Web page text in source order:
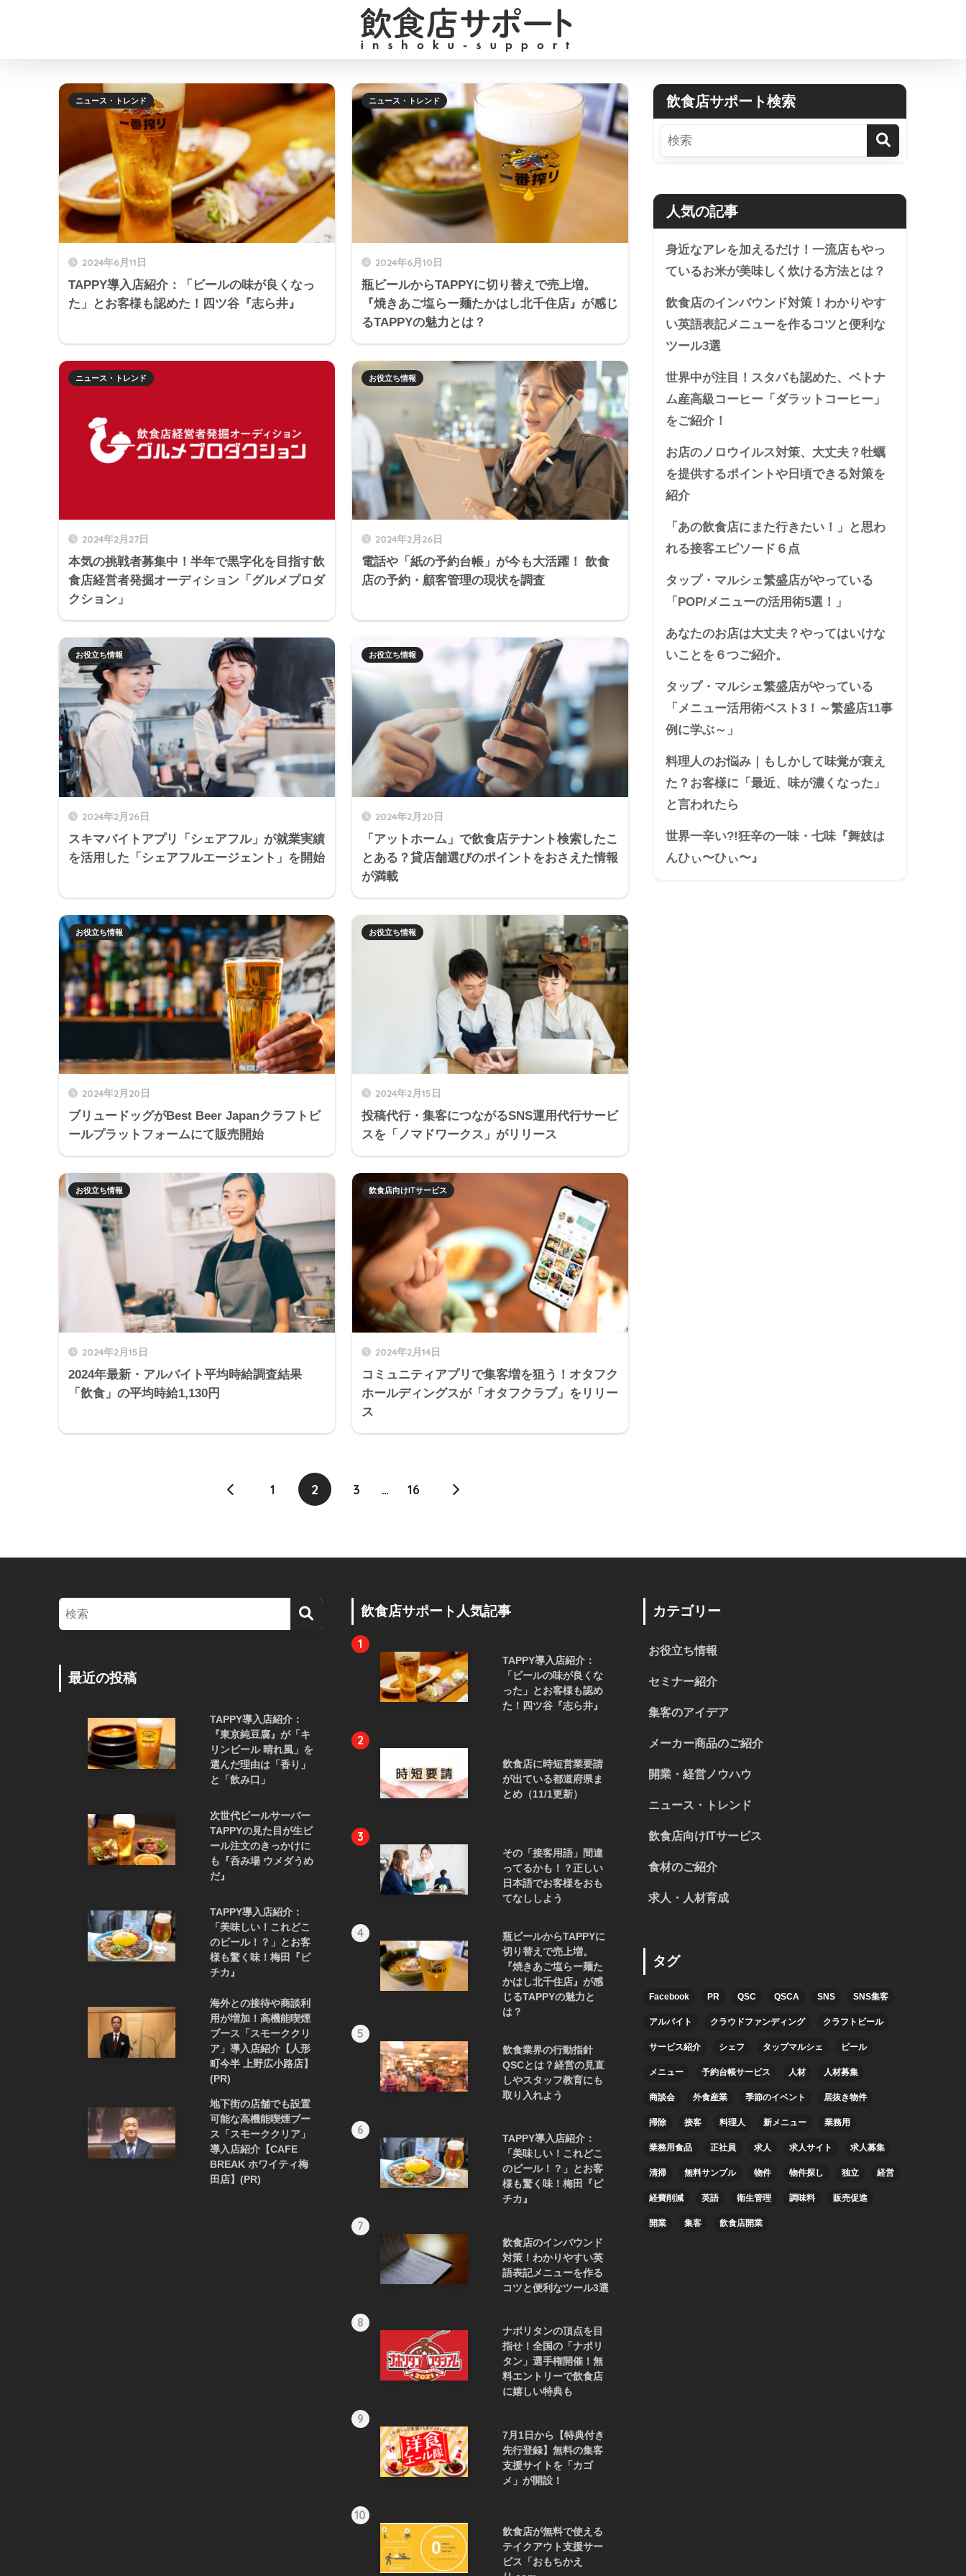
2024年6月11日
TAPPY導入店紹介：「ビールの味が良くなっ
た」とお客様も認めた！四ツ谷『志ら井』
ニュース・トレンド
2024年6月10日
瓶ビールからTAPPYに切り替えで売上増。
『焼きあご塩らー麺たかはし北千住店』が感じ
るTAPPYの魅力とは？
ニュース・トレンド
2024年2月27日
本気の挑戦者募集中！半年で黒字化を目指す飲
食店経営者発掘オーディション「グルメプロダ
クション」
ニュース・トレンド
2024年2月26日
電話や「紙の予約台帳」が今も大活躍！ 飲食
店の予約・顧客管理の現状を調査
お役立ち情報
2024年2月26日
スキマバイトアプリ「シェアフル」が就業実績
を活用した「シェアフルエージェント」を開始
お役立ち情報
2024年2月20日
「アットホーム」で飲食店テナント検索したこ
とある？貸店舗選びのポイントをおさえた情報
が満載
お役立ち情報
2024年2月20日
ブリュードッグがBest Beer Japanクラフトビ
ールプラットフォームにて販売開始
お役立ち情報
2024年2月15日
投稿代行・集客につながるSNS運用代行サービ
スを「ノマドワークス」がリリース
お役立ち情報
2024年2月15日
2024年最新・アルバイト平均時給調査結果
「飲食」の平均時給1,130円
お役立ち情報
2024年2月14日
コミュニティアプリで集客増を狙う！オタフク
ホールディングスが「オタフクラブ」をリリー
ス
飲食店向けITサービス
1 2 3 … 16
飲食店サポート検索
人気の記事
身近なアレを加えるだけ！一流店もやっ
ているお米が美味しく炊ける方法とは？
飲食店のインバウンド対策！わかりやす
い英語表記メニューを作るコツと便利な
ツール3選
世界中が注目！スタバも認めた、ベトナ
ム産高級コーヒー「ダラットコーヒー」
をご紹介！
お店のノロウイルス対策、大丈夫？牡蠣
を提供するポイントや日頃できる対策を
紹介
「あの飲食店にまた行きたい！」と思わ
れる接客エピソード６点
タップ・マルシェ繁盛店がやっている
「POP/メニューの活用術5選！」
あなたのお店は大丈夫？やってはいけな
いことを６つご紹介。
タップ・マルシェ繁盛店がやっている
「メニュー活用術ベスト3！～繁盛店11事
例に学ぶ～」
料理人のお悩み｜もしかして味覚が衰え
た？お客様に「最近、味が濃くなった」
と言われたら
世界一辛い?!狂辛の一味・七味『舞妓は
んひぃ〜ひぃ〜』
最近の投稿
TAPPY導入店紹介：
『東京純豆腐』が「キ
リンビール 晴れ風」を
選んだ理由は「香り」
と「飲み口」
次世代ビールサーバー
TAPPYの見た目が生ビ
ール注文のきっかけに
も『呑み場 ウメダうめ
だ』
TAPPY導入店紹介：
「美味しい！これどこ
のビール！？」とお客
様も驚く味！梅田『ピ
チカ』
海外との接待や商談利
用が増加！高機能喫煙
ブース「スモーククリ
ア」導入店紹介【人形
町今半 上野広小路店】
(PR)
地下街の店舗でも設置
可能な高機能喫煙ブー
ス「スモーククリア」
導入店紹介【CAFE
BREAK ホワイティ梅
田店】(PR)
飲食店サポート人気記事
1
TAPPY導入店紹介：
「ビールの味が良くな
った」とお客様も認め
た！四ツ谷『志ら井』
2
飲食店に時短営業要請
が出ている都道府県ま
とめ（11/1更新）
3
その「接客用語」間違
ってるかも！？正しい
日本語でお客様をおも
てなししよう
4
瓶ビールからTAPPYに
切り替えで売上増。
『焼きあご塩らー麺た
かはし北千住店』が感
じるTAPPYの魅力と
は？
5
飲食業界の行動指針
QSCとは？経営の見直
しやスタッフ教育にも
取り入れよう
6
TAPPY導入店紹介：
「美味しい！これどこ
のビール！？」とお客
様も驚く味！梅田『ピ
チカ』
7
飲食店のインバウンド
対策！わかりやすい英
語表記メニューを作る
コツと便利なツール3選
8
ナポリタンの頂点を目
指せ！全国の「ナポリ
タン」選手権開催！無
料エントリーで飲食店
に嬉しい特典も
9
7月1日から【特典付き
先行登録】無料の集客
支援サイトを「カゴ
メ」が開設！
10
飲食店が無料で使える
テイクアウト支援サー
ビス「おもちかえ
カテゴリー
お役立ち情報
セミナー紹介
集客のアイデア
メーカー商品のご紹介
開業・経営ノウハウ
ニュース・トレンド
飲食店向けITサービス
食材のご紹介
求人・人材育成
タグ
Facebook PR QSC QSCA SNS SNS集客
アルバイト クラウドファンディング クラフトビール
サービス紹介 シェフ タップマルシェ ビール
メニュー 予約台帳サービス 人材 人材募集
商談会 外食産業 季節のイベント 居抜き物件
掃除 接客 料理人 新メニュー 業務用
業務用食品 正社員 求人 求人サイト 求人募集
清掃 無料サンプル 物件 物件探し 独立 経営
経費削減 英語 衛生管理 調味料 販売促進
開業 集客 飲食店開業